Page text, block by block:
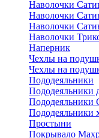
Наволочки
Наволочки
Наволочки
Наволочки
Наперник
Чехлы на
Чехлы на
Пододеяльники
Пододеяльники
Пододеяльники
Пододеяльники
Простыни
Покрывало